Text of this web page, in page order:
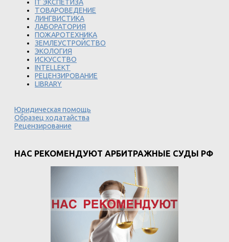
IT ЭКСПЕТИЗА
ТОВАРОВЕДЕНИЕ
ЛИНГВИСТИКА
ЛАБОРАТОРИЯ
ПОЖАРОТЕХНИКА
ЗЕМЛЕУСТРОЙСТВО
ЭКОЛОГИЯ
ИСКУССТВО
INTELLEKT
РЕЦЕНЗИРОВАНИЕ
LIBRARY
Юридическая помощь
Образец ходатайства
Рецензирование
НАС РЕКОМЕНДУЮТ АРБИТРАЖНЫЕ СУДЫ РФ